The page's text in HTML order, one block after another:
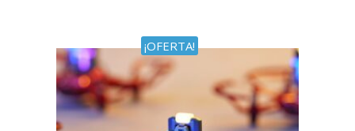
¡OFERTA!